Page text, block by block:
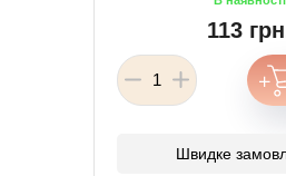
113
Швидке